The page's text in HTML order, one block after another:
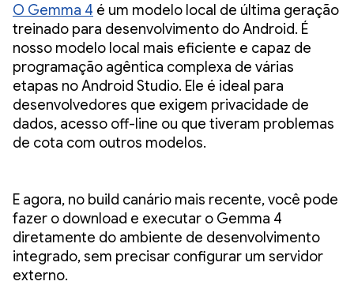
O Gemma 4 é um modelo local de última geração
treinado para desenvolvimento do Android. É
nosso modelo local mais eficiente e capaz de
programação agêntica complexa de várias
etapas no Android Studio. Ele é ideal para
desenvolvedores que exigem privacidade de
dados, acesso off-line ou que tiveram problemas
de cota com outros modelos.
E agora, no build canário mais recente, você pode
fazer o download e executar o Gemma 4
diretamente do ambiente de desenvolvimento
integrado, sem precisar configurar um servidor
externo.